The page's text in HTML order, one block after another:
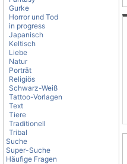
Gurke
Horror und Tod
in progress
Japanisch
Keltisch
Liebe
Natur
Porträt
Religiös
Schwarz-Weiß
Tattoo-Vorlagen
Text
Tiere
Traditionell
Tribal
Suche
Super-Suche
Häufige Fragen